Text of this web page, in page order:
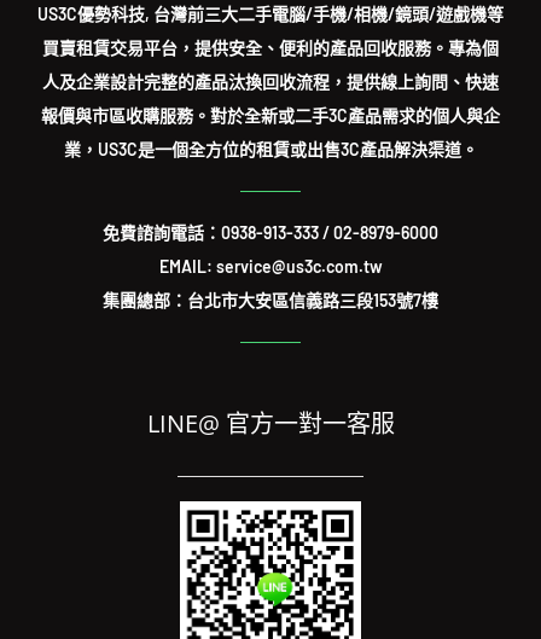
US3C優勢科技, 台灣前三大二手電腦/手機/相機/鏡頭/遊戲機等
買賣租賃交易平台，提供安全、便利的產品回收服務。專為個
人及企業設計完整的產品汰換回收流程，提供線上詢問、快速
報價與市區收購服務。對於全新或二手3C產品需求的個人與企
業，US3C是一個全方位的租賃或出售3C產品解決渠道。
免費諮詢電話： 0938-913-333/02-8979-6000
EMAIL: service@us3c.com.tw
集團總部：台北市大安區信義路三段153號7樓
LINE@ 官方一對一客服